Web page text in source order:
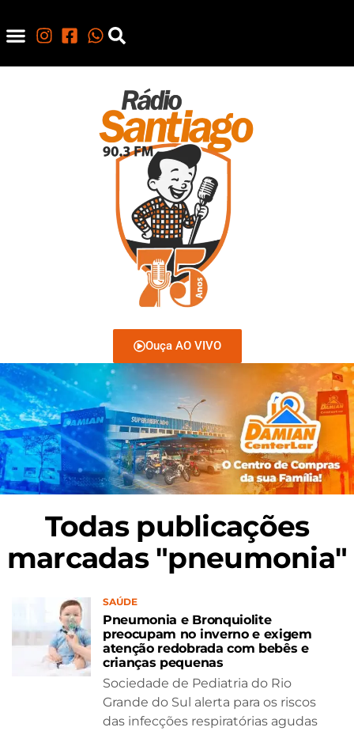
Ouça AO VIVO
Todas publicações
marcadas "pneumonia"
SAÚDE
Pneumonia e Bronquiolite
preocupam no inverno e exigem
atenção redobrada com bebês e
crianças pequenas
Sociedade de Pediatria do Rio
Grande do Sul alerta para os riscos
das infecções respiratórias agudas